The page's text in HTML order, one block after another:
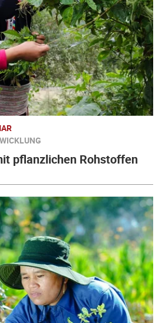
pflanzlichen Rohstoffen